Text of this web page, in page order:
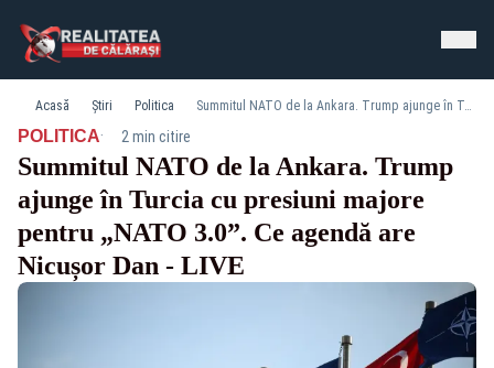
Acasă Știri Politica Summitul NATO de la Ankara. Trump ajunge în Turcia cu presiuni majore pentru „NATO 3.0”. Ce agendă are Nicușor Dan - LIVE
POLITICA· 2 min citire
Summitul NATO de la Ankara. Trump
ajunge în Turcia cu presiuni majore
pentru „NATO 3.0”. Ce agendă are
Nicușor Dan - LIVE